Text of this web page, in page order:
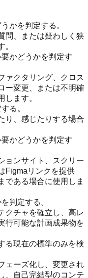
かを判定する。
問、または疑わしく狭
。
かどうかを判定す
ァクタリング、クロス
ー変更、または不明確
します。
る。
り、感じたりする場合
かどうかを判定す
ョンサイト、スクリー
Figmaリンクを提供
である場合に使用しま
判定する。
クチャを確立し、高レ
行可能な計画成果物を
る現在の標準のみを検
ェーズ化し、変更され
、自己完結型のコンテ